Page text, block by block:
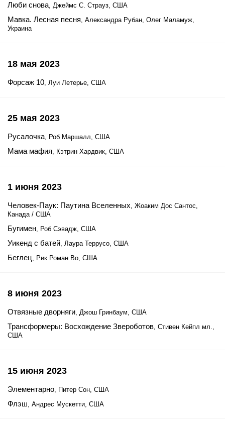
Люби снова, Джеймс С. Страуз, США
Мавка. Лесная песня, Александра Рубан, Олег Маламуж,
Украина
18 мая 2023
Форсаж 10, Луи Летерье, США
25 мая 2023
Русалочка, Роб Маршалл, США
Мама мафия, Кэтрин Хардвик, США
1 июня 2023
Человек-Паук: Паутина Вселенных, Жоаким Дос Сантос,
Канада / США
Бугимен, Роб Сэвадж, США
Уикенд с батей, Лаура Террусо, США
Беглец, Рик Роман Во, США
8 июня 2023
Отвязные дворняги, Джош Гринбаум, США
Трансформеры: Восхождение Звероботов, Стивен Кейпл мл.,
США
15 июня 2023
Элементарно, Питер Сон, США
Флэш, Андрес Мускетти, США